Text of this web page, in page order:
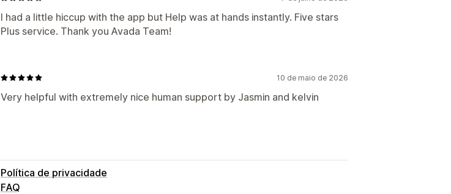
I had a little hiccup with the app but Help was at hands instantly. Five stars
Plus service. Thank you Avada Team!
10 de maio de 2026
Very helpful with extremely nice human support by Jasmin and kelvin
Política de privacidade
FAQ